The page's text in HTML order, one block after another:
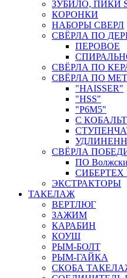
ЗУБИЛО, ПИКИ
КОРОНКИ
НАБОРЫ СВЕРЛ
СВЁРЛА ПО
ПЕРОВОЕ
СВЁРЛА ПО
СВЁРЛА ПО
"HAISSER"
"HSS"
"Р6М5"
С
СВЁРЛА
ПО
СИБЕРТЕХ
ЭКСТРАКТОРЫ
ТАКЕЛАЖ
ВЕРТЛЮГ
ЗАЖИМ
КАРАБИН
КОУШ
РЫМ-БОЛТ
РЫМ-ГАЙКА
СКОБА